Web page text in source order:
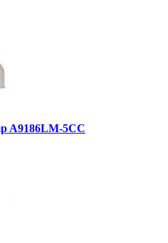
A9186LM-5CC